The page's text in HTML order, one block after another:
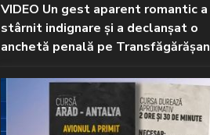
VIDEO Un gest aparent romantic a
stârnit indignare și a declanșat o
anchetă penală pe Transfăgărășan